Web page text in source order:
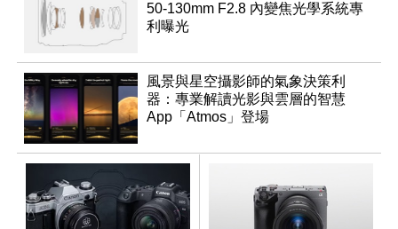
50-130mm F2.8 內變焦光學系統專
利曝光
風景與星空攝影師的氣象決策利
器：專業解讀光影與雲層的智慧
App「Atmos」登場